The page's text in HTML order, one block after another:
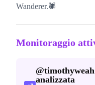
Wanderer.🕷
Monitoraggio
@timothyweah
analizzata